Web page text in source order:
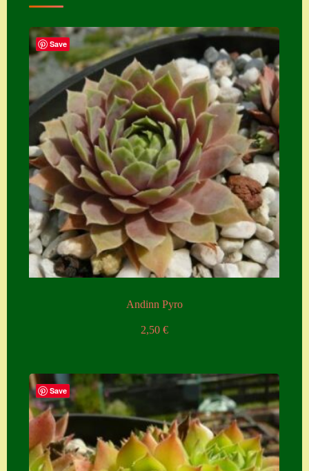
Versand von
Semps
Warenkorb
Warenkorb
Widerrufsbelehru
ng
Zahlung
Zahlungs- &
Versandinfos
Zubehör
Zubehör
Save
Andinn Pyro
2,50 €
Save